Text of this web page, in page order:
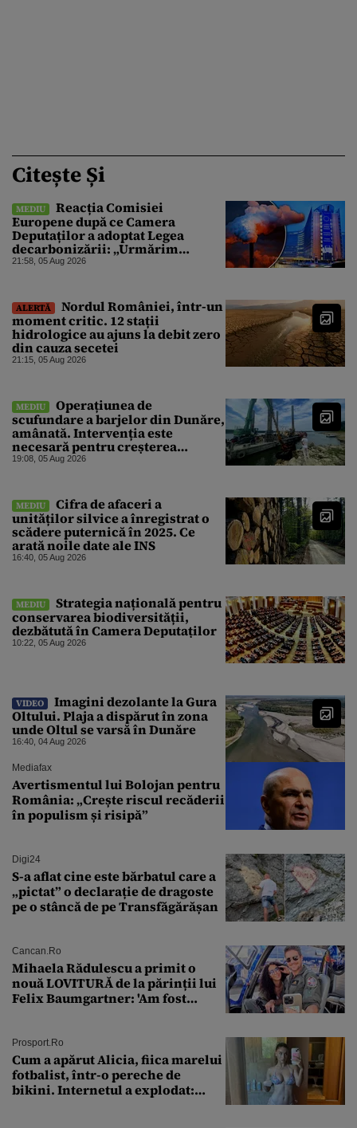
Citește Și
MEDIU
Reacția Comisiei
Europene după ce Camera
Deputaților a adoptat Legea
decarbonizării: „Urmărim
evoluția”
21:58, 05 Aug 2026
ALERTĂ
Nordul României, într-un
moment critic. 12 stații
hidrologice au ajuns la debit zero
din cauza secetei
21:15, 05 Aug 2026
MEDIU
Operațiunea de
scufundare a barjelor din Dunăre,
amânată. Intervenția este
necesară pentru creșterea
debitului spre Centrala de la
19:08, 05 Aug 2026
MEDIU
Cifra de afaceri a
unităților silvice a înregistrat o
scădere puternică în 2025. Ce
arată noile date ale INS
16:40, 05 Aug 2026
MEDIU
Strategia națională pentru
conservarea biodiversității,
dezbătută în Camera Deputaților
10:22, 05 Aug 2026
VIDEO
Imagini dezolante la Gura
Oltului. Plaja a dispărut în zona
unde Oltul se varsă în Dunăre
16:40, 04 Aug 2026
Mediafax
Avertismentul lui Bolojan pentru
România: „Crește riscul recăderii
în populism și risipă”
Digi24
S-a aflat cine este bărbatul care a
„pictat” o declarație de dragoste
pe o stâncă de pe Transfăgărășan
Cancan.ro
Mihaela Rădulescu a primit o
nouă LOVITURĂ de la părinții lui
Felix Baumgartner: 'Am fost
Prosport.ro
Cum a apărut Alicia, fiica marelui
fotbalist, într-o pereche de
bikini. Internetul a explodat: